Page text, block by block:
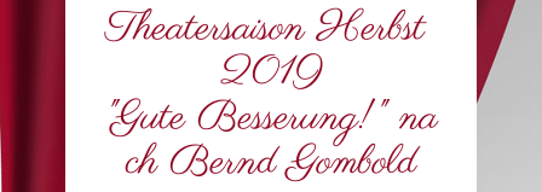
Theatersaison Herbst
2019
"Gute Besserung!" na
ch Bernd Gombold